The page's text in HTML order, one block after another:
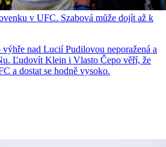
v UFC. Szabová může dojít až k
nad Lucií Pudilovou neporažená a
Ľudovít Klein i Vlasto Čepo věří, že
a dostat se hodně vysoko.